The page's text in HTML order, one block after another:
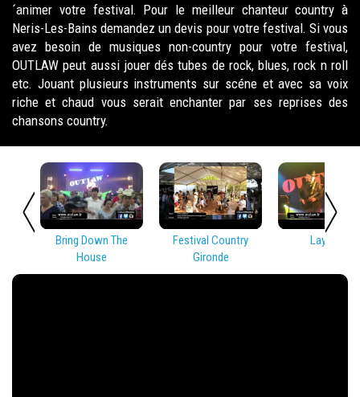
´animer votre festival. Pour le meilleur chanteur country à
Neris-Les-Bains demandez un devis pour votre festival. Si vous
avez besoin de musiques non-country pour votre festival,
OUTLAW peut aussi jouer dés tubes de rock, blues, rock n roll
etc. Jouant plusieurs instruments sur scéne et avec sa voix
riche et chaud vous serait enchanter par ses reprises des
chansons country.
Bring Down The
House
Festival Country
Gironde
Lay Low